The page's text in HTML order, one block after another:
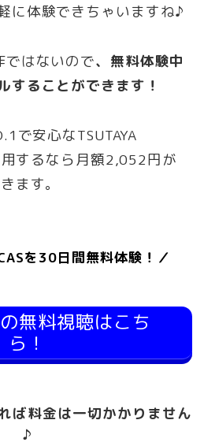
に体験できちゃいますね♪
ではないので、無料体験中
することができます！
で安心なTSUTAYA
するなら月額2,052円が
ます。
を30日間無料体験！／
無料視聴はこち
ら！
ば料金は一切かかりません
♪